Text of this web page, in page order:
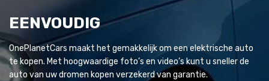
EENVOUDIG
OnePlanetCars maakt het gemakkelijk om een elektrische auto
te kopen. Met hoogwaardige foto’s en video’s kunt u sneller de
auto van uw dromen kopen verzekerd van garantie.